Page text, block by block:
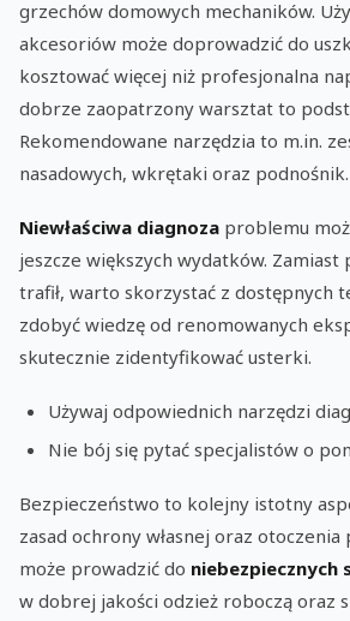
grzechów domowych mechaników.
akcesoriów może doprowadzić do
kosztować więcej niż profesjonalna
dobrze zaopatrzony warsztat to
Rekomendowane narzędzia to m.in.
nasadowych, wkrętaki oraz podnośnik.
Niewłaściwa diagnoza problemu
jeszcze większych wydatków. Zamiast
trafił, warto skorzystać z dostępnych
zdobyć wiedzę od renomowanych
skutecznie zidentyfikować usterki.
Używaj odpowiednich narzędzi
Nie bój się pytać specjalistów o
Bezpieczeństwo to kolejny istotny
zasad ochrony własnej oraz
może prowadzić do niebezpiecznych
w dobrej jakości odzież roboczą oraz